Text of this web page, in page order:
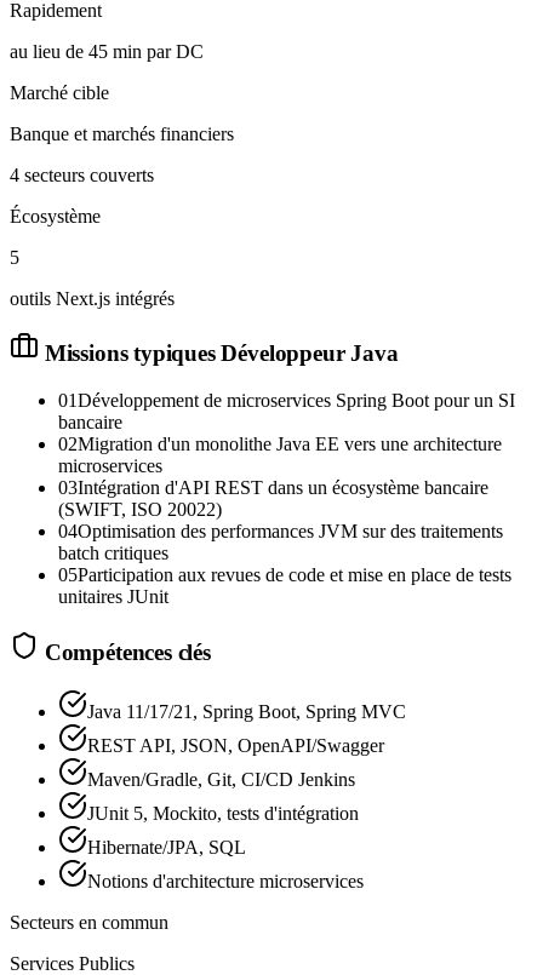
Rapidement
au lieu de 45 min par DC
Marché cible
Banque et marchés financiers
4 secteurs couverts
Écosystème
5
outils Next.js intégrés
Missions typiquesDéveloppeur Java
01Développement de microservices Spring Boot pour un SI
bancaire
02Migration d'un monolithe Java EE vers une architecture
microservices
03Intégration d'API REST dans un écosystème bancaire
(SWIFT, ISO 20022)
04Optimisation des performances JVM sur des traitements
batch critiques
05Participation aux revues de code et mise en place de tests
unitaires JUnit
Compétences clés
Java 11/17/21, Spring Boot, Spring MVC
REST API, JSON, OpenAPI/Swagger
Maven/Gradle, Git, CI/CD Jenkins
JUnit 5, Mockito, tests d'intégration
Hibernate/JPA, SQL
Notions d'architecture microservices
Secteurs en commun
Services Publics